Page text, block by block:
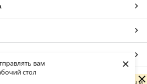
вам
стол
×
не может быстро обрабатывать заказы и